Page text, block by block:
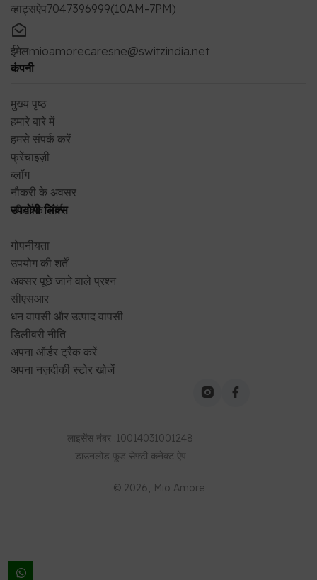
व्हाट्सऐप7047396999(10AM-7PM)
ईमेलmioamorecaresne@switzindia.net
कंपनी
मुख्य पृष्ठ
हमारे बारे में
हमसे संपर्क करें
फ्रेंचाइज़ी
ब्लॉग
नौकरी के अवसर
फीडबैक फॉर्म
उपयोगी लिंक्स
गोपनीयता
उपयोग की शर्तें
अक्सर पूछे जाने वाले प्रश्न
सीएसआर
धन वापसी और उत्पाद वापसी
डिलीवरी नीति
अपना ऑर्डर ट्रैक करें
अपना नज़दीकी स्टोर खोजें
लाइसेंस नंबर :10014031001248
डाउनलोड फूड सेफ्टी कनेक्ट ऐप
© 2026 , Mio Amore